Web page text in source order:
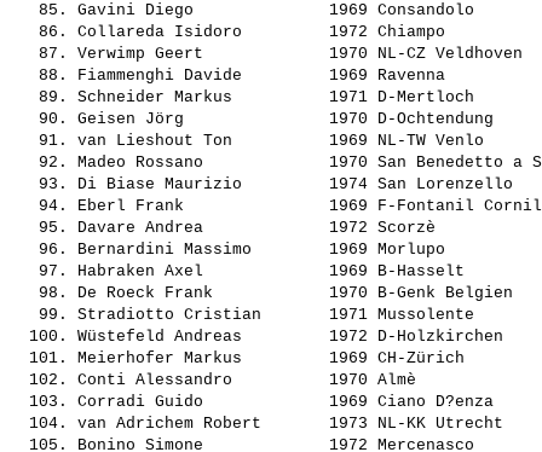
   85.
Gavini Diego
1969 Consandolo
   86.
Collareda Isidoro
1972 Chiampo
   87.
Verwimp Geert
1970 NL-CZ
   88.
Fiammenghi Davide
1969 Ravenna
   89.
Schneider Markus
1971 D-Mertloch
   90.
Geisen Jörg
1970 D-Ochtendung
   91.
van Lieshout Ton
1969 NL-TW Venlo
   92.
Madeo Rossano
1970 San Benedetto
   93.
Di Biase Maurizio
1974 San
   94.
Eberl Frank
1969 F-Fontanil
   95.
Davare Andrea
1972 Scorzè
   96.
Bernardini Massimo
1969 Morlupo
   97.
Habraken Axel
1969 B-Hasselt
   98.
De Roeck Frank
1970 B-Genk
   99.
Stradiotto Cristian
1971 Mussolente
  100.
Wüstefeld Andreas
1972 D-Holzkirchen
  101.
Meierhofer Markus
1969 CH-Zürich
  102.
Conti Alessandro
1970 Almè
  103.
Corradi Guido
1969 Ciano D?enza
  104.
van Adrichem Robert
1973 NL-KK
  105.
Bonino Simone
1972 Mercenasco